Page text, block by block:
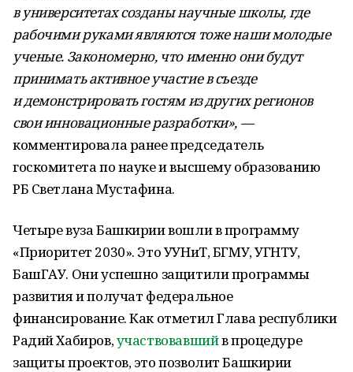
в университетах созданы научные школы, где
рабочими руками являются тоже наши молодые
ученые. Закономерно, что именно они будут
принимать активное участие в съезде
и демонстрировать гостям из других регионов
свои инновационные разработки», —
комментировала ранее председатель
госкомитета по науке и высшему образованию
РБ Светлана Мустафина.
Четыре вуза Башкирии вошли в программу
«Приоритет 2030». Это УУНиТ, БГМУ, УГНТУ,
БашГАУ. Они успешно защитили программы
развития и получат федеральное
финансирование. Как отметил Глава республики
Радий Хабиров,участвовавшийв процедуре
защиты проектов, это позволит Башкирии